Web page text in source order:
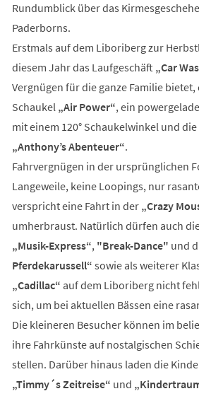
Rundumblick über das
Paderborns.
Erstmals auf dem Liboriberg zur
diesem Jahr das Laufgeschäft „Car
Vergnügen für die ganze Familie
Schaukel „Air Power“, ein
mit einem 120° Schaukelwinkel und
„Anthony’s Abenteuer“.
Fahrvergnügen in der ursprünglichen
Langeweile, keine Loopings, nur
verspricht eine Fahrt in der „Crazy
umherbraust. Natürlich dürfen auch
„Musik-Express“,"Break-Dance" und
Pferdekarussell“ sowie als weiterer
„Cadillac“ auf dem Liboriberg nicht
sich, um bei aktuellen Bässen eine
Die kleineren Besucher können im
ihre Fahrkünste auf nostalgischen
stellen. Darüber hinaus laden die
„Timmy´s Zeitreise“ und